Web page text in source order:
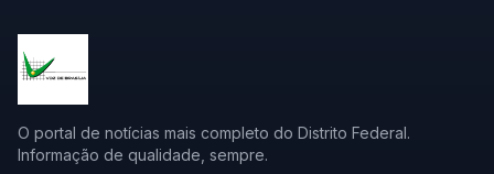
O portal de notícias mais completo do Distrito Federal.
Informação de qualidade, sempre.